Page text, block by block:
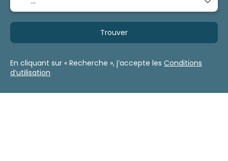
Trouver
En cliquant sur « Recherche », j’accepte les Conditions
d’utilisation